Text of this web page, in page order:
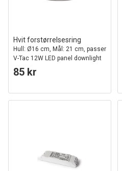
Hvit forstørrelsesring
Hull: Ø16 cm, Mål: 21 cm, passer
V-Tac 12W LED panel downlight
85 kr